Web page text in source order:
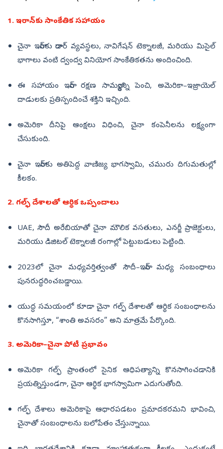
1. ఇరాన్‌కు సాంకేతిక సహాయం
చైనా ఇరాన్‌కు రాడార్ వ్యవస్థలు, నావిగేషన్ టెక్నాలజీ, మరియు మిసైల్
భాగాలు వంటి ద్వంద్వ వినియోగ సాంకేతికతను అందించింది.
ఈ సహాయం ఇరాన్ రక్షణ సామర్థ్యాన్ని పెంచి, అమెరికా–ఇజ్రాయెల్
దాడులకు ప్రతిస్పందించే శక్తిని ఇచ్చింది.
అమెరికా దీనిపై ఆంక్షలు విధించి, చైనా కంపెనీలను లక్ష్యంగా
చేసుకుంది.
చైనా ఇరాన్‌కు అతిపెద్ద వాణిజ్య భాగస్వామి, చమురు దిగుమతుల్లో
కీలకం.
2. గల్ఫ్ దేశాలతో ఆర్థిక ఒప్పందాలు
UAE, సౌదీ అరేబియాతో చైనా మౌలిక వసతులు, ఎనర్జీ ప్రాజెక్టులు,
మరియు డిజిటల్ టెక్నాలజీ రంగాల్లో పెట్టుబడులు పెట్టింది.
2023లో చైనా మధ్యవర్తిత్వంతో సౌదీ–ఇరాన్ మధ్య సంబంధాలు
పునరుద్ధరించబడ్డాయి.
యుద్ధ సమయంలో కూడా చైనా గల్ఫ్ దేశాలతో ఆర్థిక సంబంధాలను
కొనసాగిస్తూ, “శాంతి అవసరం” అని మాత్రమే పేర్కొంది.
3. అమెరికా–చైనా పోటీ ప్రభావం
అమెరికా గల్ఫ్ ప్రాంతంలో సైనిక ఆధిపత్యాన్ని కొనసాగించడానికి
ప్రయత్నిస్తుండగా, చైనా ఆర్థిక భాగస్వామిగా ఎదుగుతోంది.
గల్ఫ్ దేశాలు అమెరికాపై ఆధారపడటం ప్రమాదకరమని భావించి,
చైనాతో సంబంధాలను బలోపేతం చేస్తున్నాయి.